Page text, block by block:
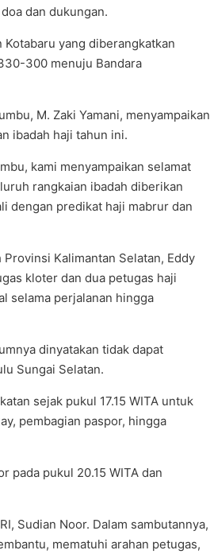
dan dukungan.
Kotabaru yang diberangkatkan
300 menuju Bandara
M. Zaki Yamani, menyampaikan
ibadah haji tahun ini.
kami menyampaikan selamat
rangkaian ibadah diberikan
dengan predikat haji mabrur dan
Kalimantan Selatan, Eddy
kloter dan dua petugas haji
selama perjalanan hingga
dinyatakan tidak dapat
Sungai Selatan.
sejak pukul 17.15 WITA untuk
pembagian paspor, hingga
pada pukul 20.15 WITA dan
Sudian Noor. Dalam sambutannya,
mematuhi arahan petugas,